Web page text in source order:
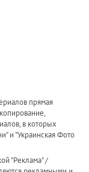
прямая
в которых
и "Украинская Фото
"Реклама" /